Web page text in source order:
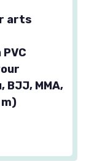
arts
MMA,
m)